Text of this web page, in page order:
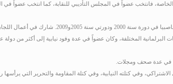
فانتخب عضواً في المجلس التأديبي للنقابة، كما انتخب عضواً في
فيها، الشؤون الخارجية، كما انتخب مقرراً للجنة الصحة والعمل والشؤون الاجتماعية.
المختلفة، وكان عضواً في عدة وفود نيابية إلى أكثر من دولة
في عدة صحف ومجلات.
وفي كتلته النيابية، وفي كتلة المقاومة والتحرير التي